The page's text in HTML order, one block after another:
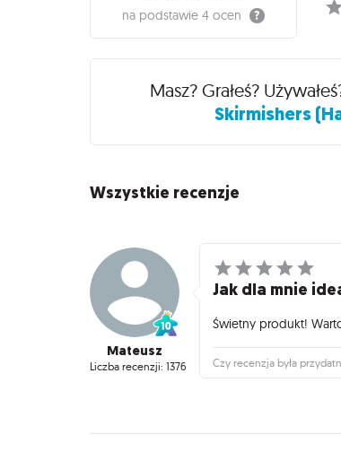
na podstawie 4 ocen
Masz? Grałeś?
Skirmishers
Wszystkie recenzje
Mateusz
Liczba recenzji: 1376
Jak dla mnie
Świetny produkt!
Czy recenzja była